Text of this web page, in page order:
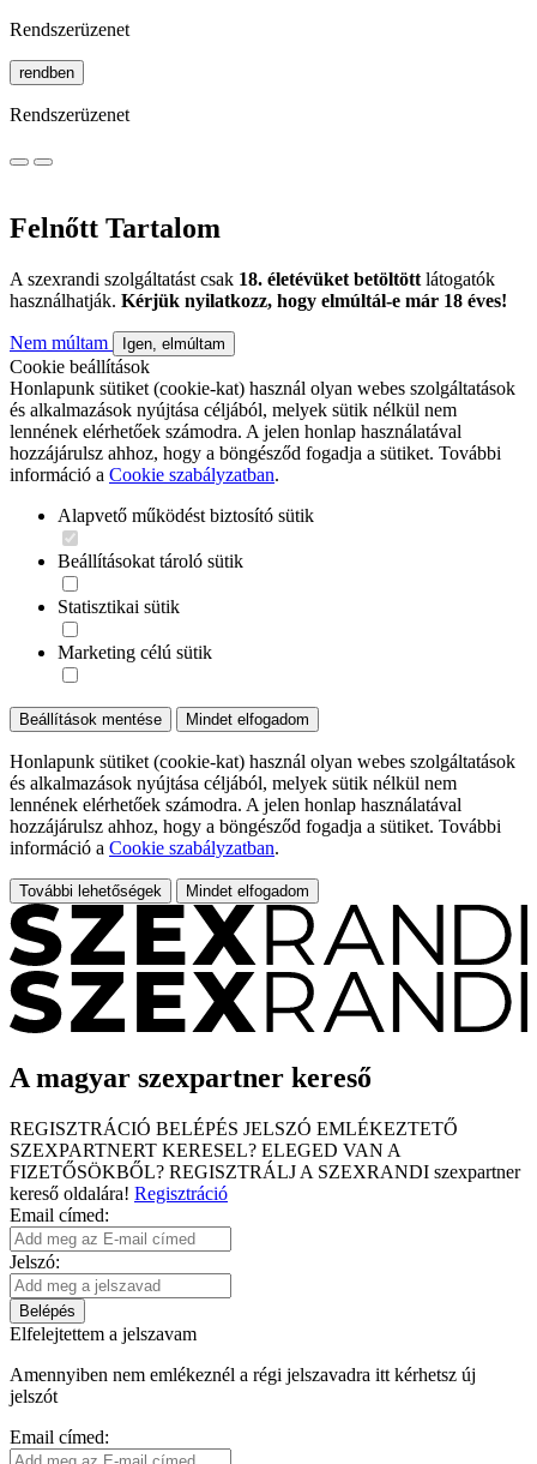
Rendszerüzenet
rendben
Rendszerüzenet
Felnőtt Tartalom
A szexrandi szolgáltatást csak 18. életévüket betöltött látogatók
használhatják. Kérjük nyilatkozz, hogy elmúltál-e már 18 éves!
Nem múltam Igen, elmúltam
Cookie beállítások
Honlapunk sütiket (cookie-kat) használ olyan webes szolgáltatások
és alkalmazások nyújtása céljából, melyek sütik nélkül nem
lennének elérhetőek számodra. A jelen honlap használatával
hozzájárulsz ahhoz, hogy a böngésződ fogadja a sütiket. További
információ a Cookie szabályzatban.
Alapvető működést biztosító sütik
Beállításokat tároló sütik
Statisztikai sütik
Marketing célú sütik
Beállítások mentése Mindet elfogadom
Honlapunk sütiket (cookie-kat) használ olyan webes szolgáltatások
és alkalmazások nyújtása céljából, melyek sütik nélkül nem
lennének elérhetőek számodra. A jelen honlap használatával
hozzájárulsz ahhoz, hogy a böngésződ fogadja a sütiket. További
információ a Cookie szabályzatban.
További lehetőségek Mindet elfogadom
A magyar szexpartner kereső
REGISZTRÁCIÓ BELÉPÉS JELSZÓ EMLÉKEZTETŐ
SZEXPARTNERT KERESEL? ELEGED VAN A
FIZETŐSÖKBŐL? REGISZTRÁLJ A SZEXRANDI szexpartner
kereső oldalára! Regisztráció
Email címed:
Jelszó:
Belépés
Elfelejtettem a jelszavam
Amennyiben nem emlékeznél a régi jelszavadra itt kérhetsz új
jelszót
Email címed: